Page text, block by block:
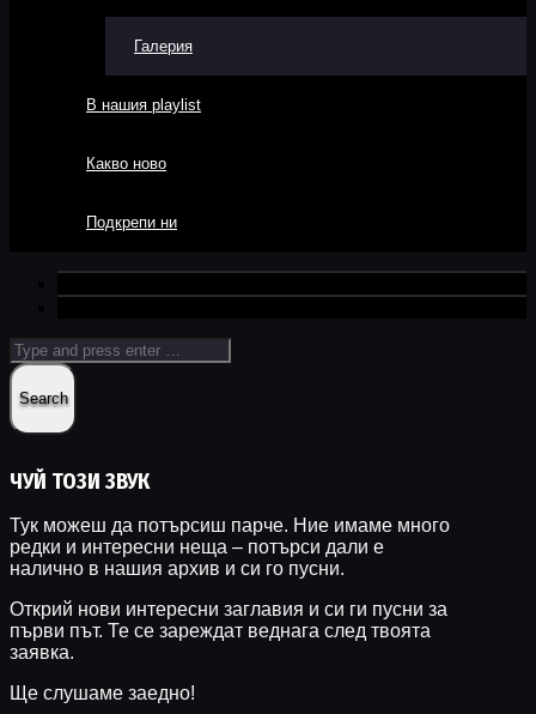
Галерия
В нашия playlist
Какво ново
Подкрепи ни
ЧУЙ ТОЗИ ЗВУК
Тук можеш да потърсиш парче. Ние имаме много
редки и интересни неща – потърси дали е
налично в нашия архив и си го пусни.
Открий нови интересни заглавия и си ги пусни за
първи път. Те се зареждат веднага след твоята
заявка.
Ще слушаме заедно!